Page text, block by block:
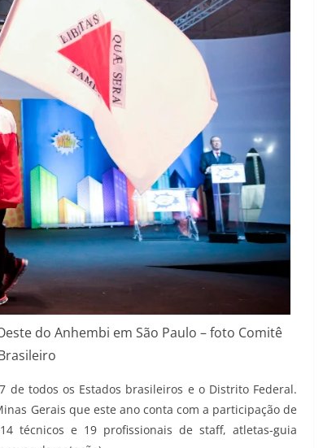
do Anhembi em São Paulo – foto Comitê
de todos os Estados brasileiros e o Distrito Federal.
Gerais que este ano conta com a participação de
técnicos e 19 profissionais de staff, atletas-guia